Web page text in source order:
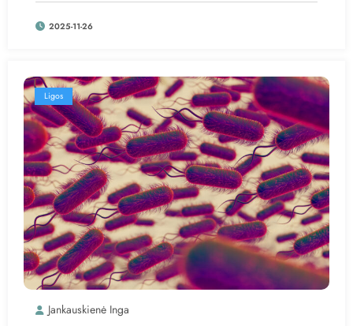
2025-11-26
Ligos
Jankauskienė Inga